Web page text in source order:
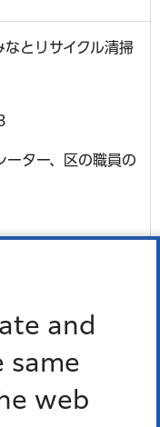
and
same
web
とリサイクル清掃
ーター、区の職員の